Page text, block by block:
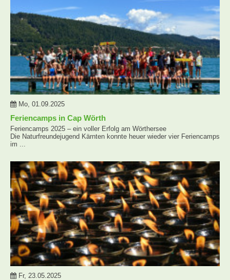
Mo, 01.09.2025
Feriencamps in Cap Wörth
Feriencamps 2025 – ein voller Erfolg am Wörthersee
Die Naturfreundejugend Kärnten konnte heuer wieder vier Feriencamps
im ...
Fr, 23.05.2025